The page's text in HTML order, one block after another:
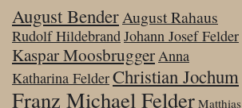
August BenderAugust Rahaus
Rudolf HildebrandJohann Josef Felder
Kaspar Moosbrugger Anna
Katharina FelderChristian Jochum
Franz Michael Felder Matthias